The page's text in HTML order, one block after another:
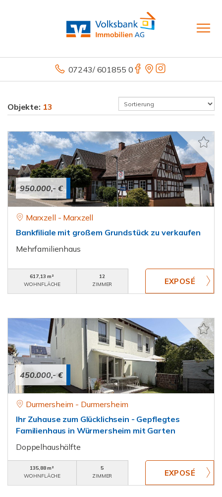
07243/ 601855 0
Objekte: 13
950.000,- €
Marxzell - Marxzell
Bankfiliale mit großem Grundstück zu verkaufen
Mehrfamilienhaus
617,13 m²
WOHNFLÄCHE
12
ZIMMER
450.000,- €
Durmersheim - Durmersheim
Ihr Zuhause zum Glücklichsein - Gepflegtes
Familienhaus in Würmersheim mit Garten
Doppelhaushälfte
135,88 m²
WOHNFLÄCHE
5
ZIMMER